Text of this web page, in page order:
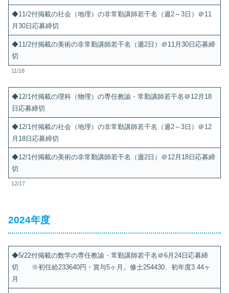
◆11/2付掲載の社会（地理）の非常勤講師若干名（週2～3日）＠11
月30日応募締切
◆11/2付掲載の美術の非常勤講師若干名（週2日）＠11月30日応募締
切
11/18
◆12/1付掲載の理科（物理）の専任教諭・常勤講師若干名＠12月18
日応募締切
◆12/1付掲載の社会（地理）の非常勤講師若干名（週2～3日）＠12
月18日応募締切
◆12/1付掲載の美術の非常勤講師若干名（週2日）＠12月18日応募締
切
12/17
2024年度
◆5/22付掲載の数学の専任教諭・常勤講師若干名＠6月24日応募締
切 ※初任給233640円・賞与5ヶ月。修士254430、初年度3.44ヶ
月